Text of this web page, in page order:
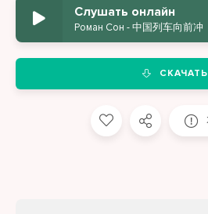
Слушать онлайн
Роман Сон - 中国列车向前冲
СКАЧАТЬ